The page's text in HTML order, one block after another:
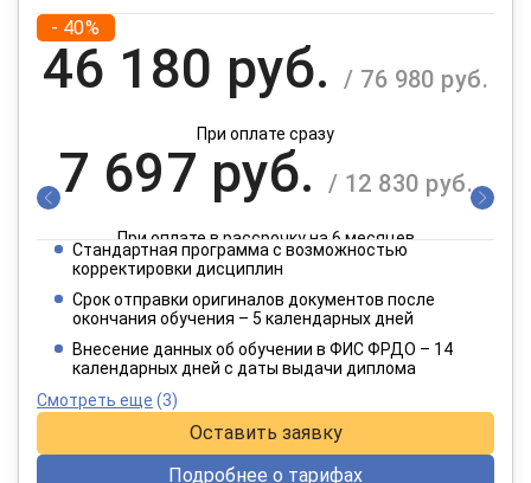
- 40%
46 180 руб. / 76 980 руб.
При оплате сразу
7 697 руб. / 12 830 руб.
При оплате в рассрочку на 6 месяцев
3 849 руб.
При оплате в рассрочку на 12 месяцев
Стандартная программа с возможностью
корректировки дисциплин
Срок отправки оригиналов документов после
окончания обучения – 5 календарных дней
Внесение данных об обучении в ФИС ФРДО – 14
календарных дней с даты выдачи диплома
Смотреть еще (3)
Оставить заявку
Подробнее о тарифах